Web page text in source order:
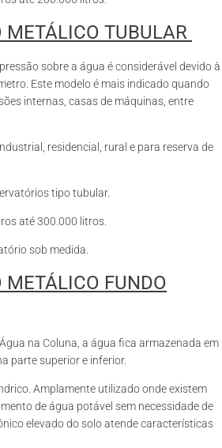
METÁLICO TUBULAR
sobre a água é considerável devido à
Este modelo é mais indicado quando
internas, casas de máquinas, entre
residencial, rural e para reserva de
tipo tubular.
até 300.000 litros.
sob medida.
METÁLICO FUNDO
na Coluna, a água fica armazenada em
parte superior e inferior.
Amplamente utilizado onde existem
de água potável sem necessidade de
elevado do solo atende características